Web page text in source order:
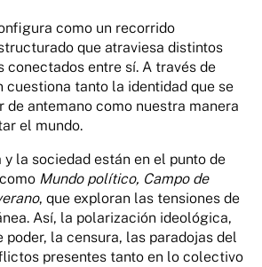
como un recorrido
que atraviesa distintos
conectados entre sí. A través de
cuestiona tanto la identidad que se
de antemano como nuestra manera
el mundo.
la sociedad están en el punto de
Mundo político, Campo de
, que exploran las tensiones de
Así, la polarización ideológica,
poder, la censura, las paradojas del
presentes tanto en lo colectivo